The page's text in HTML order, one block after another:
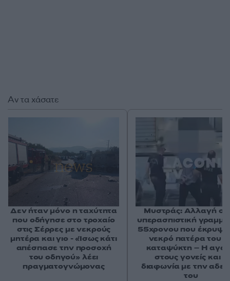
Αν τα χάσατε
Δεν ήταν μόνο η ταχύτητα
που οδήγησε στο τροχαίο
στις Σέρρες με νεκρούς
μητέρα και γιο - «Ίσως κάτι
απέσπασε την προσοχή
του οδηγού» λέει
πραγματογνώμονας
Μυστράς: Αλλαγή
υπερασπιστική
55χρονου που έκρυψε
νεκρό πατέρα του
καταψύκτη – Η
στους γονείς και η
διαφωνία με την
του